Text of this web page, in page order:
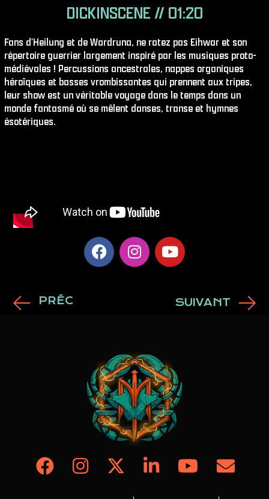
DICKINSCENE // 01:20
Fans d′Heilung et de Wardruna, ne ratez pas Eihwar et son
répertoire guerrier largement inspiré par les musiques proto-
médiévales ! Percussions ancestrales, nappes organiques
héroïques et basses vrombissantes qui prennent aux tripes,
leur show est un véritable voyage dans le temps dans un
monde fantasmé où se mêlent danses, transe et hymnes
ésotériques.
PRÉC SUIVANT